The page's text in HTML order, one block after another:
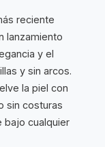
reciente
lanzamiento
y el
y sin arcos.
la piel con
sin costuras
bajo cualquier